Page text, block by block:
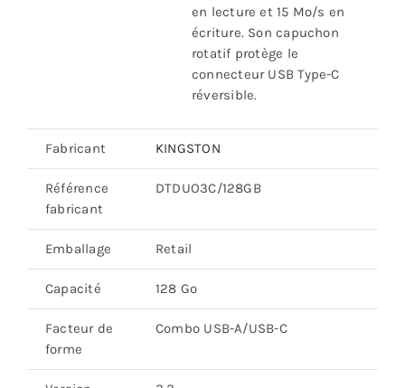
en lecture et 15 Mo/s en
écriture. Son capuchon
rotatif protège le
connecteur USB Type-C
réversible.
Fabricant KINGSTON
Référence
fabricant
DTDUO3C/128GB
Emballage Retail
Capacité 128 Go
Facteur de
forme
Combo USB-A/USB-C